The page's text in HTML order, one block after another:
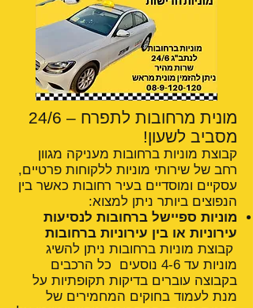
מונית מרחובות לתפרח – 24/6
מסביב לשעון!
קבוצת מוניות ברחובות מעניקה מגוון
רחב של שירותי מוניות ללקוחות פרטיים,
עסקיים ומוסדיים בעיר רחובות כאשר בין
הנפוצים ביותר ניתן למצוא:
מוניות ספיישל ברחובות לנסיעות
עירוניות או בין עירוניות ברחובות
קבוצת מוניות ברחובות ניתן להשיג
מוניות עד 4-6 נוסעים כל הרכבים
בקבוצה עוברים בדיקות תקופתיות על
מנת לעמוד בחוקים המחמירים של